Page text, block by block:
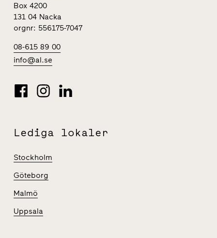
Box 4200
131 04 Nacka
orgnr: 556175-7047
08-615 89 00
info@al.se
Lediga lokaler
Stockholm
Göteborg
Malmö
Uppsala